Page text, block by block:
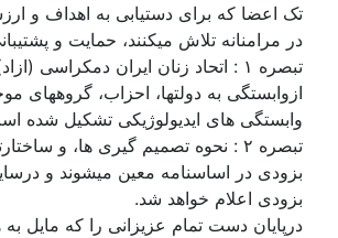
تک اعضا که برای دستيابی به اهداف و
در مرامنانه تلاش ميکنند، حمايت و
تبصره ۱ : اتحاد زنان ايران دمکراسی
ازوابستگی به دولتها، احزاب، گروههای
وابستگی های ايديولوژيکی تشکيل شده
تبصره ۲ : نحوه تصميم گيری ها، و
بزودی در اساسنامه معين ميشوند و
بزودی اعلام خواهد شد.
درپايان دست تمام عزيزانی را که مايل به